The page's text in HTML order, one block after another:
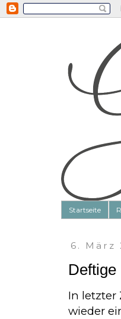
Startseite
6. März
In letzter
wieder